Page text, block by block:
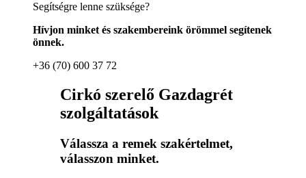
Segítségre lenne szüksége?
Hívjon minket és szakembereink örömmel segítenek
önnek.
+36 (70) 600 37 72
Cirkó szerelő Gazdagrét
szolgáltatások
Válassza a remek szakértelmet,
válasszon minket.